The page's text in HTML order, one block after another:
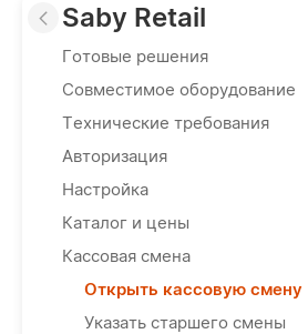
Saby Retail
Готовые решения
Совместимое оборудование
Технические требования
Авторизация
Настройка
Каталог и цены
Кассовая смена
Открыть кассовую смену
Указать старшего смены